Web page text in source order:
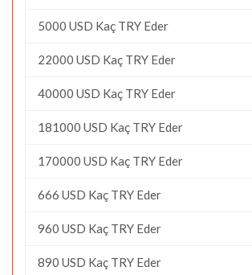
5000 USD Kaç TRY Eder
22000 USD Kaç TRY Eder
40000 USD Kaç TRY Eder
181000 USD Kaç TRY Eder
170000 USD Kaç TRY Eder
666 USD Kaç TRY Eder
960 USD Kaç TRY Eder
890 USD Kaç TRY Eder